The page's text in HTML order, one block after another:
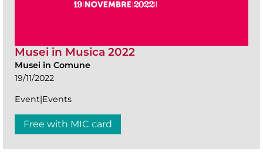
Musei in Musica 2022
Musei in Comune
19/11/2022
Event|Events
Free with MIC card